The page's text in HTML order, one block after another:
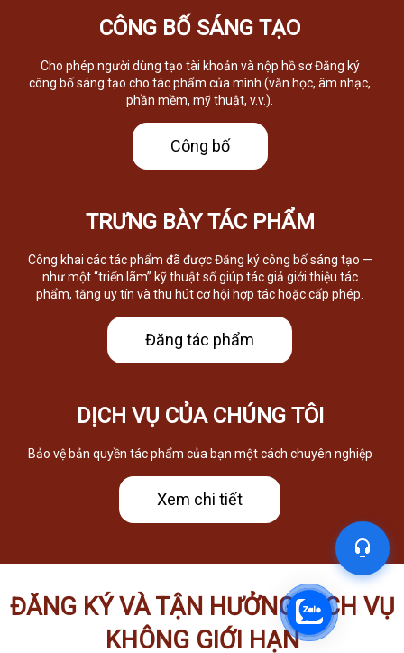
CÔNG BỐ SÁNG TẠO
Cho phép người dùng tạo tài khoản và nộp hồ sơ Đăng ký
công bố sáng tạo cho tác phẩm của mình (văn học, âm nhạc,
phần mềm, mỹ thuật, v.v.).
Công bố
TRƯNG BÀY TÁC PHẨM
Công khai các tác phẩm đã được Đăng ký công bố sáng tạo —
như một “triển lãm” kỹ thuật số giúp tác giả giới thiệu tác
phẩm, tăng uy tín và thu hút cơ hội hợp tác hoặc cấp phép.
Đăng tác phẩm
DỊCH VỤ CỦA CHÚNG TÔI
Bảo vệ bản quyền tác phẩm của bạn một cách chuyên nghiệp
Xem chi tiết
ĐĂNG KÝ VÀ TẬN HƯỞNG DỊCH VỤ
KHÔNG GIỚI HẠN